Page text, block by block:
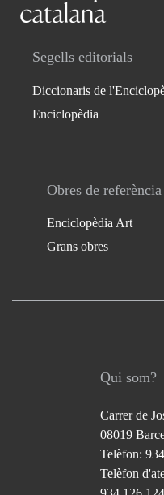
Segells editorials
Diccionaris de
Enciclopèdia
Obres de referència
Enciclopèdia Art
Grans obres
Qui som?
Carrer de
08019
Telèfon:
Telèfon